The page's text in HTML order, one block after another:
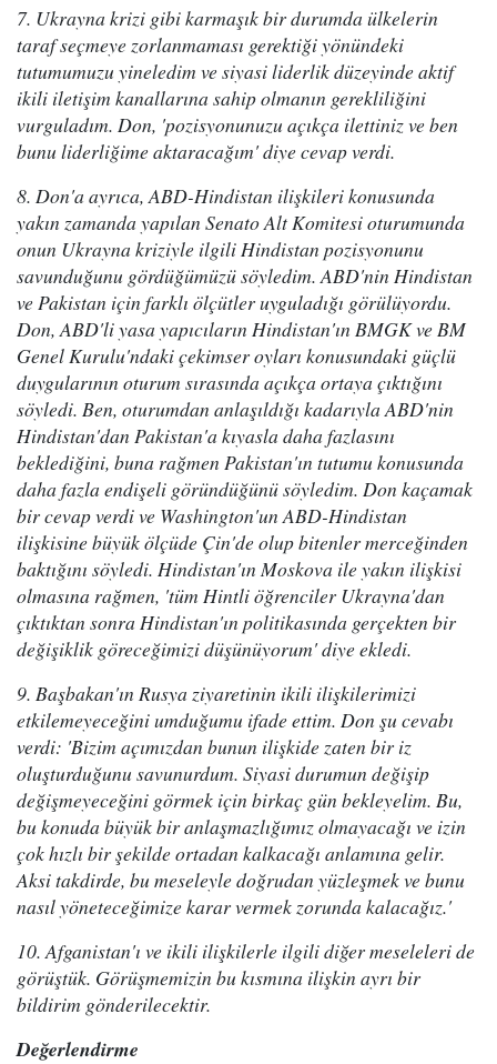
7. Ukrayna krizi gibi karmaşık bir durumda ülkelerin
taraf seçmeye zorlanmaması gerektiği yönündeki
tutumumuzu yineledim ve siyasi liderlik düzeyinde aktif
ikili iletişim kanallarına sahip olmanın gerekliliğini
vurguladım. Don, 'pozisyonunuzu açıkça ilettiniz ve ben
bunu liderliğime aktaracağım' diye cevap verdi.
8. Don'a ayrıca, ABD-Hindistan ilişkileri konusunda
yakın zamanda yapılan Senato Alt Komitesi oturumunda
onun Ukrayna kriziyle ilgili Hindistan pozisyonunu
savunduğunu gördüğümüzü söyledim. ABD'nin Hindistan
ve Pakistan için farklı ölçütler uyguladığı görülüyordu.
Don, ABD'li yasa yapıcıların Hindistan'ın BMGK ve BM
Genel Kurulu'ndaki çekimser oyları konusundaki güçlü
duygularının oturum sırasında açıkça ortaya çıktığını
söyledi. Ben, oturumdan anlaşıldığı kadarıyla ABD'nin
Hindistan'dan Pakistan'a kıyasla daha fazlasını
beklediğini, buna rağmen Pakistan'ın tutumu konusunda
daha fazla endişeli göründüğünü söyledim. Don kaçamak
bir cevap verdi ve Washington'un ABD-Hindistan
ilişkisine büyük ölçüde Çin'de olup bitenler merceğinden
baktığını söyledi. Hindistan'ın Moskova ile yakın ilişkisi
olmasına rağmen, 'tüm Hintli öğrenciler Ukrayna'dan
çıktıktan sonra Hindistan'ın politikasında gerçekten bir
değişiklik göreceğimizi düşünüyorum' diye ekledi.
9. Başbakan'ın Rusya ziyaretinin ikili ilişkilerimizi
etkilemeyeceğini umduğumu ifade ettim. Don şu cevabı
verdi: 'Bizim açımızdan bunun ilişkide zaten bir iz
oluşturduğunu savunurdum. Siyasi durumun değişip
değişmeyeceğini görmek için birkaç gün bekleyelim. Bu,
bu konuda büyük bir anlaşmazlığımız olmayacağı ve izin
çok hızlı bir şekilde ortadan kalkacağı anlamına gelir.
Aksi takdirde, bu meseleyle doğrudan yüzleşmek ve bunu
nasıl yöneteceğimize karar vermek zorunda kalacağız.'
10. Afganistan'ı ve ikili ilişkilerle ilgili diğer meseleleri de
görüştük. Görüşmemizin bu kısmına ilişkin ayrı bir
bildirim gönderilecektir.
Değerlendirme